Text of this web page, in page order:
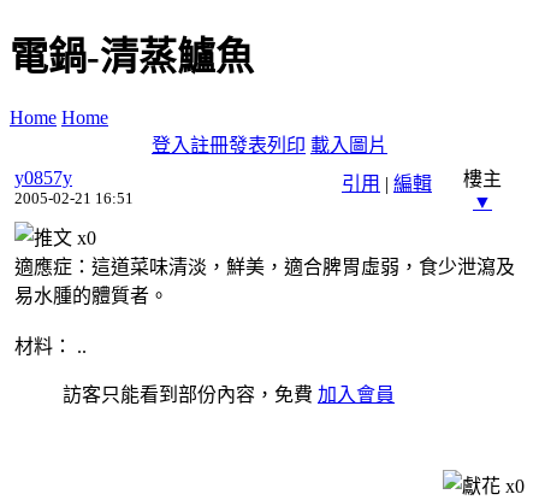
電鍋-清蒸鱸魚
Home Home
登入註冊發表列印 載入圖片
引用 | 編輯
y0857y
2005-02-21 16:51
樓主
▼
x0
適應症：這道菜味清淡，鮮美，適合脾胃虛弱，食少泄瀉及
易水腫的體質者。
材料： ..
訪客只能看到部份內容，免費 加入會員
x0